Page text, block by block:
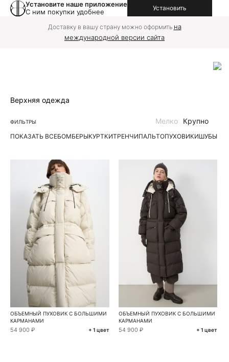
Установите наше приложение
С ним покупки удобнее
Установить
Доставку в вашу страну можно оформить на
международной версии сайта
Верхняя одежда
ФИЛЬТРЫ
ПОКАЗАТЬ ВСЕБОМБЕРЫКУРТКИТРЕНЧИПАЛЬТОПУХОВИКИШУБЫ |
Мелко Крупно
ОБЪЕМНЫЙ ПУХОВИК С БОЛЬШИМИ
КАРМАНАМИ
54 900 ₽ + 1 цвет
ОБЪЕМНЫЙ ПУХОВИК С БОЛЬШИМИ
КАРМАНАМИ
54 900 ₽ + 1 цвет